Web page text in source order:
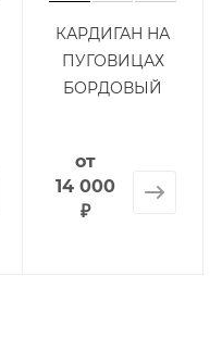
КАРДИГАН НА
ПУГОВИЦАХ
БОРДОВЫЙ
от
14 000
₽